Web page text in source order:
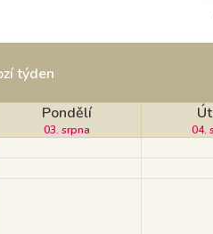
týden
Pondělí
03. srpna 04.